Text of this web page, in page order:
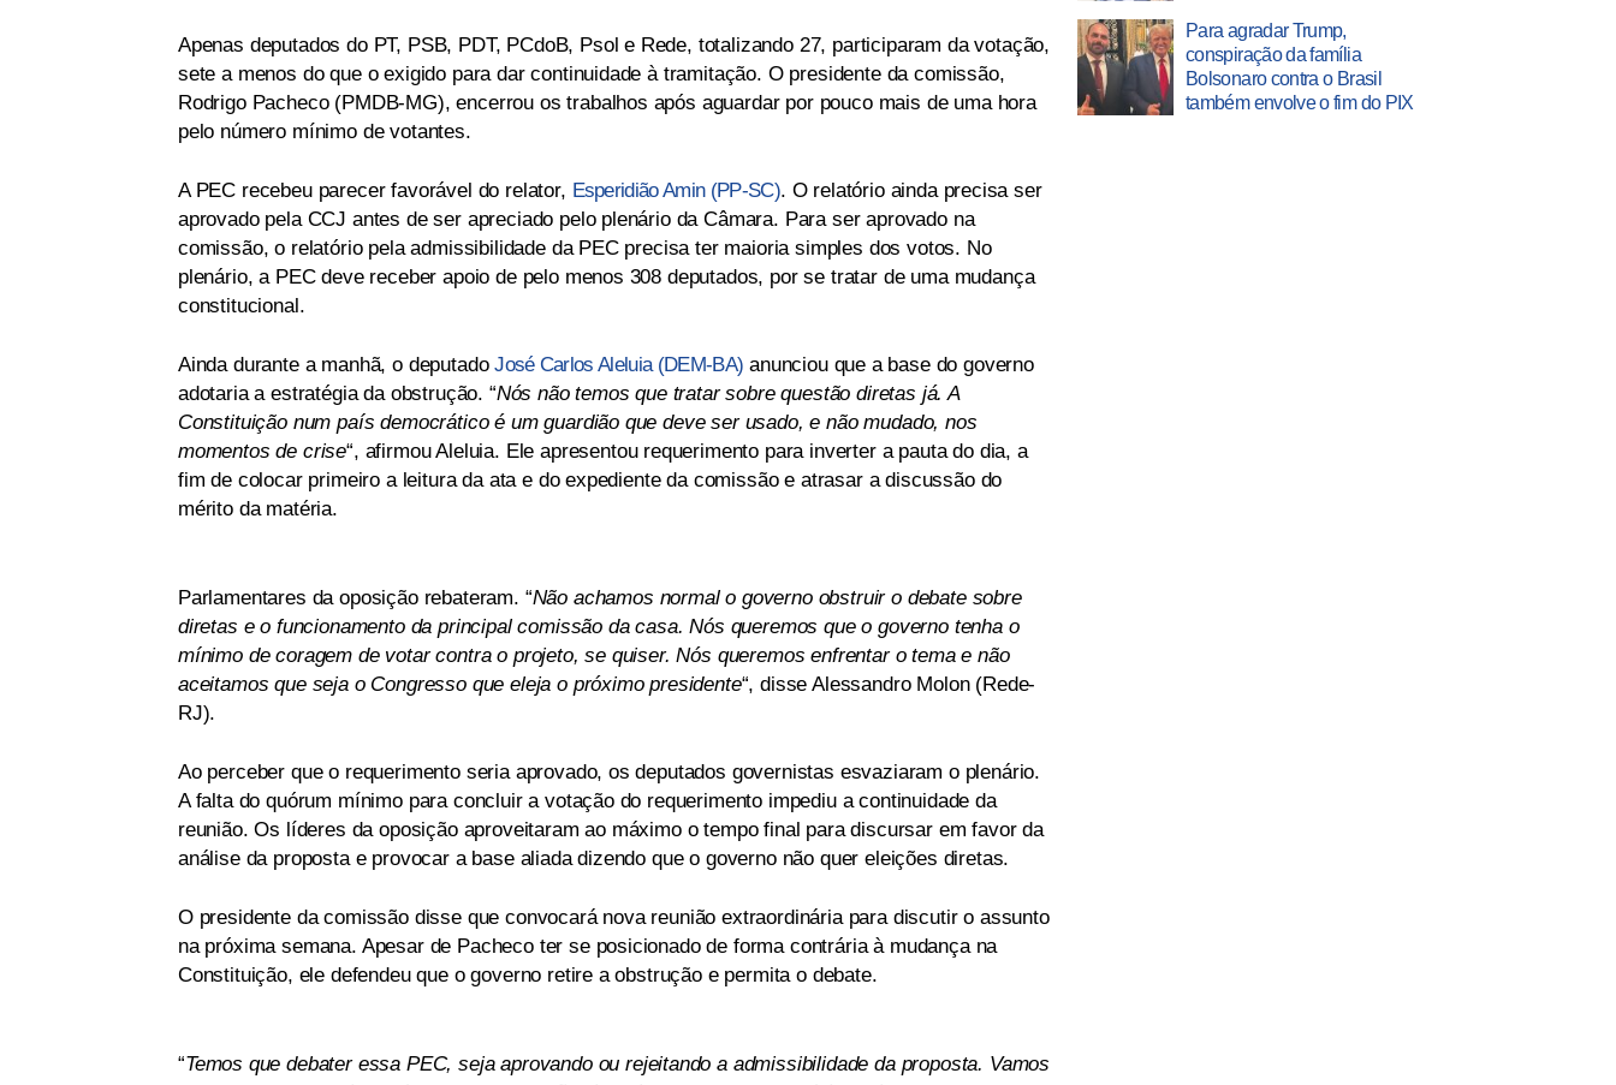
Apenas deputados do PT, PSB, PDT, PCdoB, Psol e Rede, totalizando 27, participaram da votação,
sete a menos do que o exigido para dar continuidade à tramitação. O presidente da comissão,
Rodrigo Pacheco (PMDB-MG), encerrou os trabalhos após aguardar por pouco mais de uma hora
pelo número mínimo de votantes.
A PEC recebeu parecer favorável do relator, Esperidião Amin (PP-SC). O relatório ainda precisa ser
aprovado pela CCJ antes de ser apreciado pelo plenário da Câmara. Para ser aprovado na
comissão, o relatório pela admissibilidade da PEC precisa ter maioria simples dos votos. No
plenário, a PEC deve receber apoio de pelo menos 308 deputados, por se tratar de uma mudança
constitucional.
Ainda durante a manhã, o deputadoJosé Carlos Aleluia (DEM-BA) anunciou que a base do governo
adotaria a estratégia da obstrução. “Nós não temos que tratar sobre questão diretas já. A
Constituição num país democrático é um guardião que deve ser usado, e não mudado, nos
momentos de crise“, afirmou Aleluia. Ele apresentou requerimento para inverter a pauta do dia, a
fim de colocar primeiro a leitura da ata e do expediente da comissão e atrasar a discussão do
mérito da matéria.
Parlamentares da oposição rebateram. “Não achamos normal o governo obstruir o debate sobre
diretas e o funcionamento da principal comissão da casa. Nós queremos que o governo tenha o
mínimo de coragem de votar contra o projeto, se quiser. Nós queremos enfrentar o tema e não
aceitamos que seja o Congresso que eleja o próximo presidente“, disse Alessandro Molon (Rede-
RJ).
Ao perceber que o requerimento seria aprovado, os deputados governistas esvaziaram o plenário.
A falta do quórum mínimo para concluir a votação do requerimento impediu a continuidade da
reunião. Os líderes da oposição aproveitaram ao máximo o tempo final para discursar em favor da
análise da proposta e provocar a base aliada dizendo que o governo não quer eleições diretas.
O presidente da comissão disse que convocará nova reunião extraordinária para discutir o assunto
na próxima semana. Apesar de Pacheco ter se posicionado de forma contrária à mudança na
Constituição, ele defendeu que o governo retire a obstrução e permita o debate.
“Temos que debater essa PEC, seja aprovando ou rejeitando a admissibilidade da proposta. Vamos
Para agradar Trump,
conspiração da família
Bolsonaro contra o Brasil
também envolve o fim do PIX